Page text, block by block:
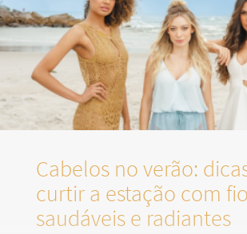
de
Cabelos no verão:
curtir a estação com
saudáveis e radiantes